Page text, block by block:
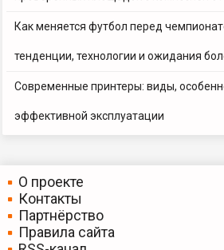
Как меняется футбол перед
тенденции, технологии и ожидания
Современные принтеры: виды,
эффективной эксплуатации
О проекте
Контакты
Партнёрство
Правила сайта